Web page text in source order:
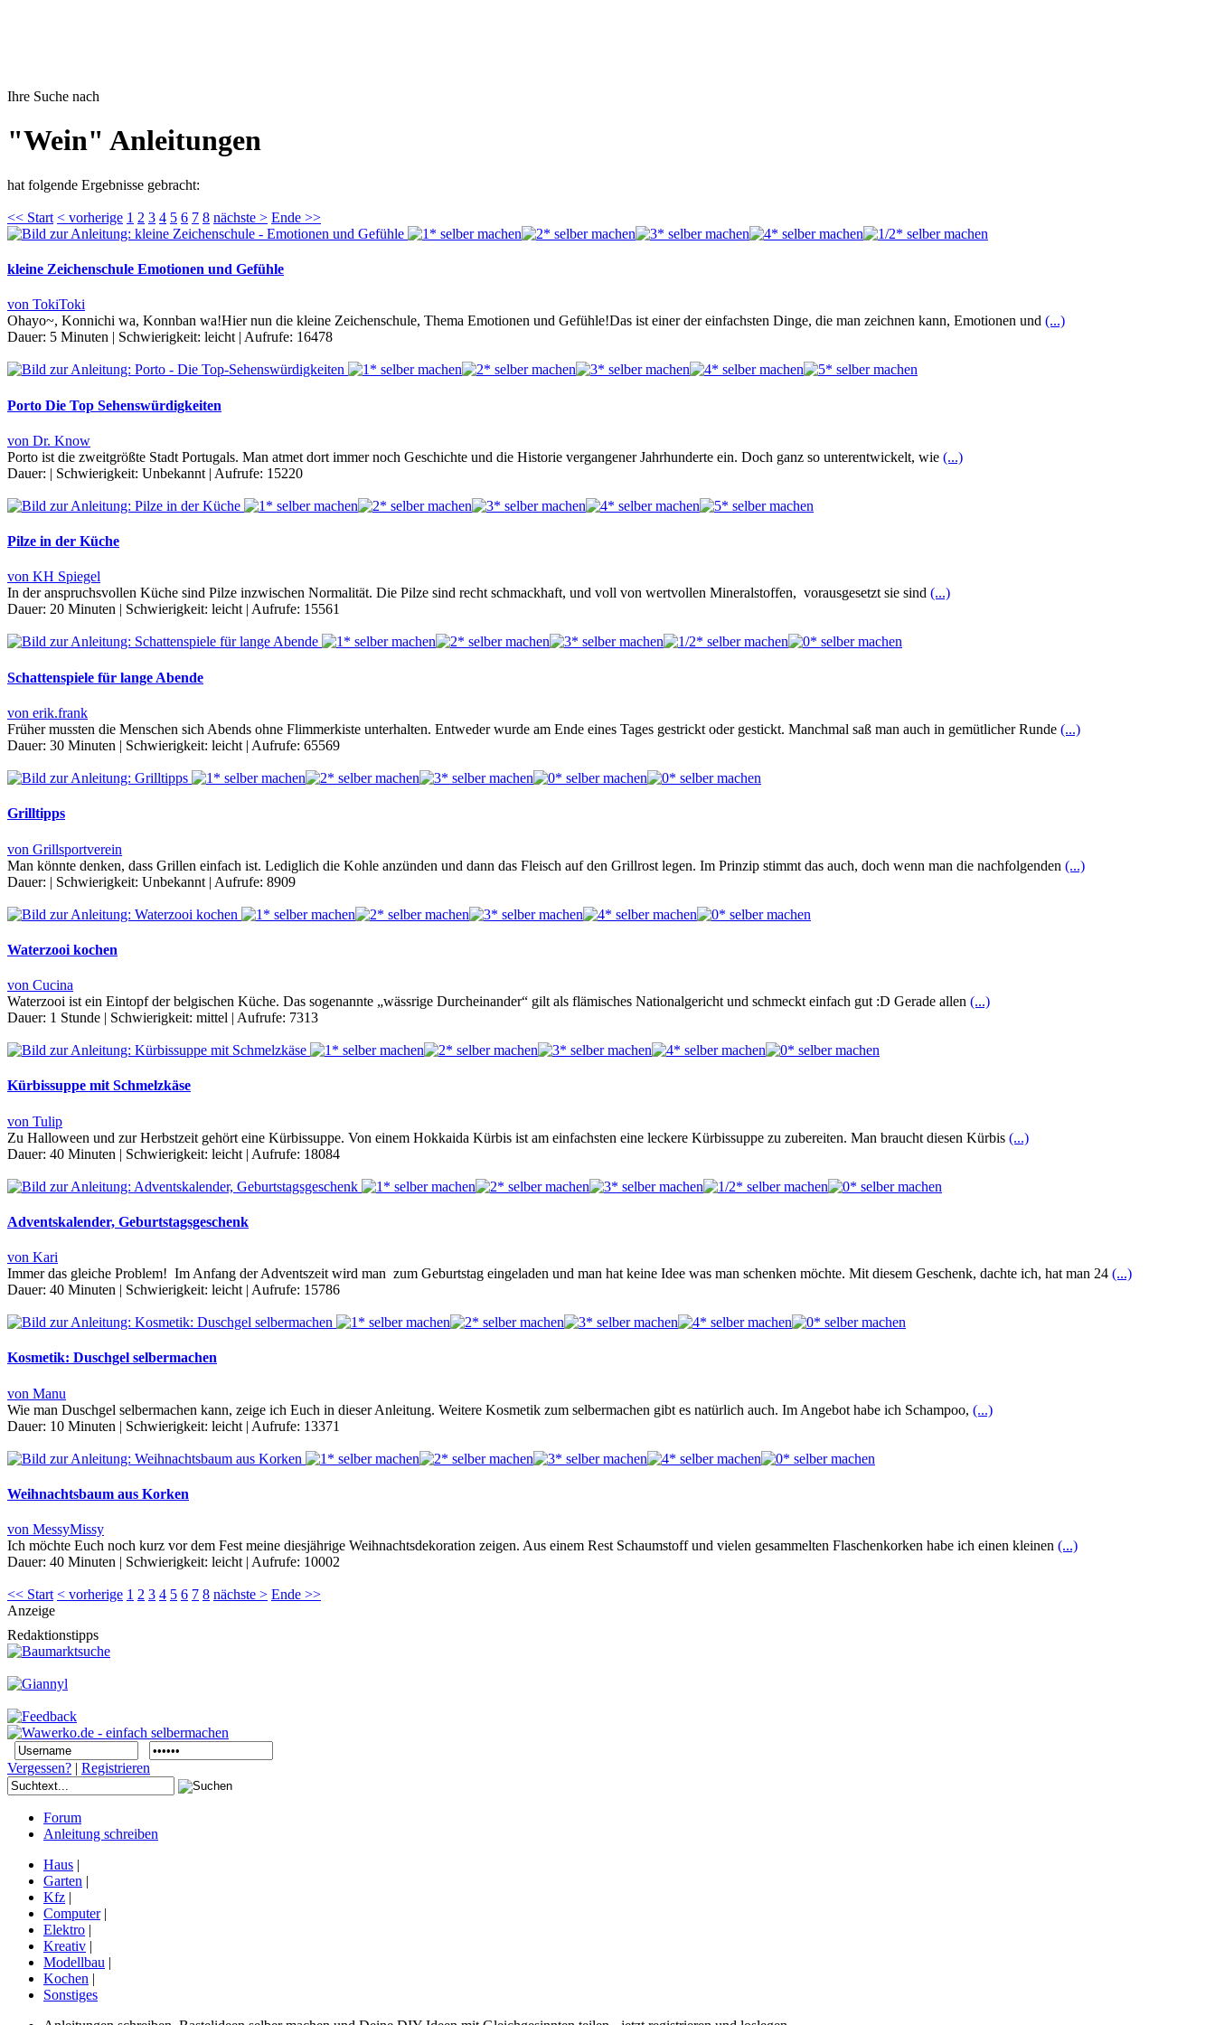
Ihre Suche nach
"Wein" Anleitungen
hat folgende Ergebnisse gebracht:
<< Start < vorherige 1 2 3 4 5 6 7 8 nächste > Ende >>
kleine Zeichenschule Emotionen und Gefühle
von TokiToki
Ohayo~, Konnichi wa, Konnban wa!Hier nun die kleine Zeichenschule, Thema Emotionen und Gefühle!Das ist einer der einfachsten Dinge, die man zeichnen kann, Emotionen und (...)
Dauer: 5 Minuten | Schwierigkeit: leicht | Aufrufe: 16478
Porto Die Top Sehenswürdigkeiten
von Dr. Know
Porto ist die zweitgrößte Stadt Portugals. Man atmet dort immer noch Geschichte und die Historie vergangener Jahrhunderte ein. Doch ganz so unterentwickelt, wie (...)
Dauer: | Schwierigkeit: Unbekannt | Aufrufe: 15220
Pilze in der Küche
von KH Spiegel
In der anspruchsvollen Küche sind Pilze inzwischen Normalität. Die Pilze sind recht schmackhaft, und voll von wertvollen Mineralstoffen, vorausgesetzt sie sind (...)
Dauer: 20 Minuten Schwierigkeit: leicht Aufrufe: 15561
Schattenspiele für lange Abende
von erik.frank
Früher mussten die Menschen sich Abends ohne Flimmerkiste unterhalten. Entweder wurde am Ende eines Tages gestrickt oder gestickt. Manchmal saß man auch in gemütlicher Runde (...)
Dauer: 30 Minuten | Schwierigkeit: leicht | Aufrufe: 65569
Grilltipps
von Grillsportverein
Man könnte denken, dass Grillen einfach ist. Lediglich die Kohle anzünden und dann das Fleisch auf den Grillrost legen. Im Prinzip stimmt das auch, doch wenn man die nachfolgenden (...)
Dauer: | Schwierigkeit: Unbekannt | Aufrufe: 8909
Waterzooi kochen
von Cucina
Waterzooi ist ein Eintopf der belgischen Küche. Das sogenannte „wässrige Durcheinander“ gilt als flämisches Nationalgericht und schmeckt einfach gut :D Gerade allen (...)
Dauer: 1 Stunde | Schwierigkeit: mittel | Aufrufe: 7313
Kürbissuppe mit Schmelzkäse
von Tulip
Zu Halloween und zur Herbstzeit gehört eine Kürbissuppe. Von einem Hokkaida Kürbis ist am einfachsten eine leckere Kürbissuppe zu zubereiten. Man braucht diesen Kürbis (...)
Dauer: 40 Minuten | Schwierigkeit: leicht | Aufrufe: 18084
Adventskalender, Geburtstagsgeschenk
von Kari
Immer das gleiche Problem! Im Anfang der Adventszeit wird man zum Geburtstag eingeladen und man hat keine Idee was man schenken möchte. Mit diesem Geschenk, dachte ich, hat man 24 (...)
Dauer: 40 Minuten | Schwierigkeit: leicht | Aufrufe: 15786
Kosmetik: Duschgel selbermachen
von Manu
Wie man Duschgel selbermachen kann, zeige ich Euch in dieser Anleitung. Weitere Kosmetik zum selbermachen gibt es natürlich auch. Im Angebot habe ich Schampoo, (...)
Dauer: 10 Minuten | Schwierigkeit: leicht | Aufrufe: 13371
Weihnachtsbaum aus Korken
von MessyMissy
Ich möchte Euch noch kurz vor dem Fest meine diesjährige Weihnachtsdekoration zeigen. Aus einem Rest Schaumstoff und vielen gesammelten Flaschenkorken habe ich einen kleinen (...)
Dauer: 40 Minuten | Schwierigkeit: leicht | Aufrufe: 10002
<< Start < vorherige 1 2 3 4 5 6 7 8 nächste > Ende >>
Anzeige
Redaktionstipps
Vergessen? | Registrieren
Forum
Anleitung schreiben
Haus |
Garten |
Kfz |
Computer|
Elektro |
Kreativ |
Modellbau |
Kochen |
Sonstiges